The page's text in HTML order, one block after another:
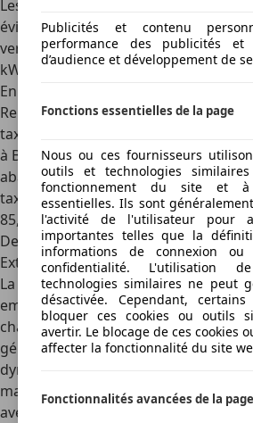
Les variantes d’avant la mise à jour
évidement plus abordables, à partir
versions de dernière génération
kWh, il faudra compter sur au moins
En Flandre, comme toutes les
Renault Zoe bénéficie d’une
taxe de circulation ou de mise en
à Bruxelles, les voitures 100%
abattement de la taxe de mise en
taxe de roulage est également la
85,27 €. Pas d’éco-malus en Wallonie
Design
Extérieur
La Zoe a toujours eu la même
empattement, alors il ne faut pas
changements majeurs dans le
générations dont on parle
dynamique à l'époque, Renault a
mais la Zoé n'en a pas tenu compte.
avec une calandre basse, les phares
Publicités et contenu
performance des publicités
d’audience et développement de
Fonctions essentielles de la page
Nous ou ces fournisseurs
outils et technologies
fonctionnement du site et à
essentielles. Ils sont
l'activité de l'utilisateur pour
importantes telles que la
informations de connexion
confidentialité. L'utilisation
technologies similaires ne peut
désactivée. Cependant,
bloquer ces cookies ou outils
avertir. Le blocage de ces cookies
affecter la fonctionnalité du site
Fonctionnalités avancées de la page